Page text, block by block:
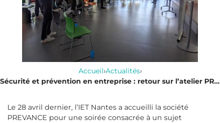
Accueil›Actualités›
Sécurité et prévention en entreprise : retour sur l’atelier PREVANCE à l’IET Nantes
Le 28 avril dernier, l’IET Nantes a accueilli la société
PREVANCE pour une soirée consacrée à un sujet